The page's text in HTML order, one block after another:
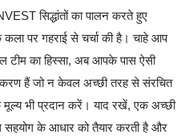
सिद्धांतों का पालन करते हुए
कला पर गहराई से चर्चा की है। चाहे आप
टीम का हिस्सा, अब आपके पास ऐसी
हैं जो न केवल अच्छी तरह से संरचित
मूल्य भी प्रदान करें। याद रखें, एक अच्छी
सहयोग के आधार को तैयार करती है और